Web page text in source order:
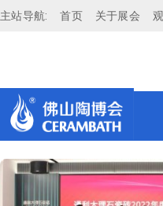
主站导航: 首页 关于展会